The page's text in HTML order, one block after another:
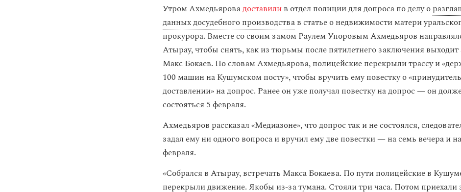
Утром Ахмедьяровадоставилив отдел полиции для допроса по делу о
данных досудебного производствав статье о недвижимости матери
прокурора. Вместе со своим замом Раулем Упоровым Ахмедьяров
Атырау, чтобы снять, как из тюрьмы после пятилетнего заключения выходит
Макс Бокаев. По словам Ахмедьярова, полицейские перекрыли трассу и
100 машин на Кушумском посту», чтобы вручить ему повестку о
доставлении» на допрос. Ранее он уже получал повестку на допрос — он
состояться 5 февраля.
Ахмедьяров рассказал «Медиазоне», что допрос так и не состоялся,
задал ему ни одного вопроса и вручил ему две повестки — на семь вечера и
февраля.
«Собрался в Атырау, встречать Макса Бокаева. По пути полицейские в
перекрыли движение. Якобы из-за тумана. Стояли три часа. Потом приехали